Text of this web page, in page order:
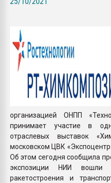
организацией ОНПП
принимает участие в
отраслевых выставок
московском ЦВК
Об этом сегодня сообщила
экспозиции НИИ вошли
ракетостроения и